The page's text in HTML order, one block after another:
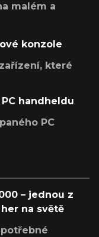
malém a
konzole
které
handheldu
PC
– jednou z
na světě